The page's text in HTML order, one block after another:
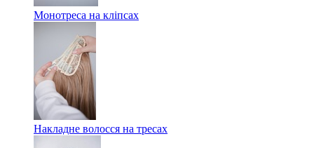
Монотреса на кліпсах
Накладне волосся на тресах